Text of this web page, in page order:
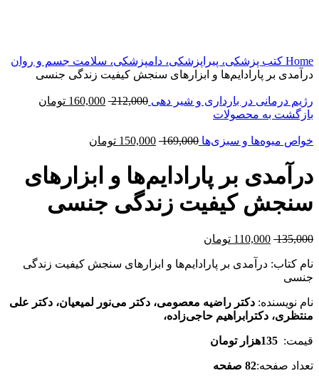
Home کتب پزشکی، پیراپزشکی، دامپزشکی، سلامت جسم و روان
درآمدی بر پارادايم‌ها و ابزارهای سنجش كيفيت زندگی جنسی
رژیم درمانی در بارداری و شیر دهی 212,000
160,000 تومان
بازگشت به محصولات
خواص میوه‌ها و سبزی‌ها 169,000
150,000 تومان
درآمدی بر پارادايم‌ها و ابزارهای
سنجش كيفيت زندگی جنسی
135,000
110,000 تومان
نام کتاب: درآمدی بر پارادایم‌ها و ابزارهای سنجش کیفیت زندگی
جنسی
نام نویسنده: دکتر راضیه معصومی، دکتر می‌نور لمیعیان، دکتر علی
منتظری، دکترابراهیم حاجی‌زاده،
قیمت:
تعداد صفحه:82 صفحه